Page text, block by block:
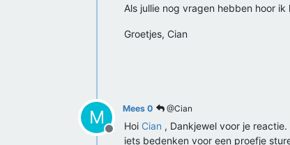
Als jullie nog vragen hebben hoor ik
Groetjes, Cian
M
Offline
Mees 0 @Cian
Hoi Cian , Dankjewel voor je
iets bedenken voor een proefje